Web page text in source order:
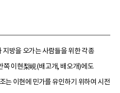
방을 오가는 사람들을 위한 각종
쪽 이현梨峴(배고개, 배오개)에도
는 이현에 민가를 유인하기 위하여 시전